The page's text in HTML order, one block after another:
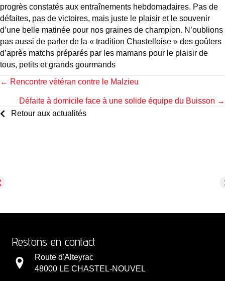
progrès constatés aux entraînements hebdomadaires. Pas de
défaites, pas de victoires, mais juste le plaisir et le souvenir
d’une belle matinée pour nos graines de champion. N’oublions
pas aussi de parler de la « tradition Chastelloise » des goûters
d’après matchs préparés par les mamans pour le plaisir de
tous, petits et grands gourmands
Posts
navigation
← Rencontre vétéran contre le Malzieu
Défaite à domicile face à une solide équipe du Buisson →
Retour aux actualités
Restons en contact
Route d'Alteyrac
48000 LE CHASTEL-NOUVEL